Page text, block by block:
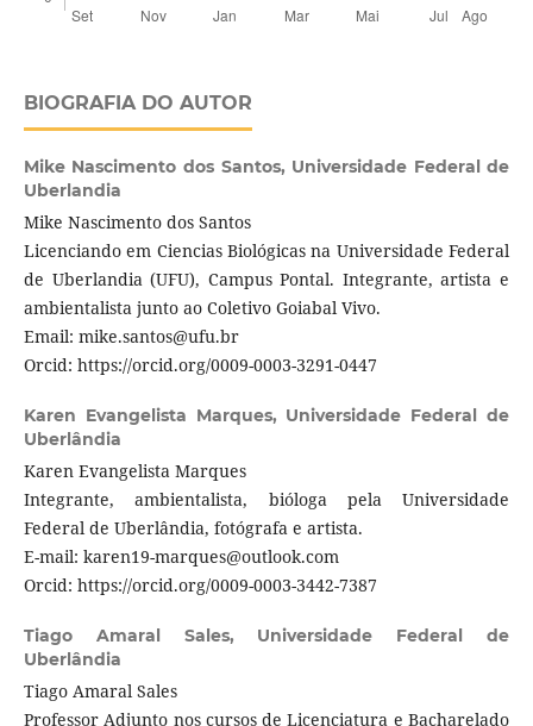
BIOGRAFIA DO AUTOR
Mike Nascimento dos Santos, Universidade Federal de
Uberlandia
Mike Nascimento dos Santos
Licenciando em Ciencias Biológicas na Universidade Federal
de Uberlandia (UFU), Campus Pontal. Integrante, artista e
ambientalista junto ao Coletivo Goiabal Vivo.
Email: mike.santos@ufu.br
Orcid: https://orcid.org/0009-0003-3291-0447
Karen Evangelista Marques, Universidade Federal de
Uberlândia
Karen Evangelista Marques
Integrante, ambientalista, bióloga pela Universidade
Federal de Uberlândia, fotógrafa e artista.
E-mail: karen19-marques@outlook.com
Orcid: https://orcid.org/0009-0003-3442-7387
Tiago Amaral Sales, Universidade Federal de
Uberlândia
Tiago Amaral Sales
Professor Adjunto nos cursos de Licenciatura e Bacharelado